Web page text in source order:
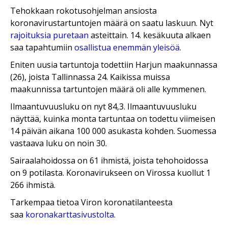
Tehokkaan rokotusohjelman ansiosta
koronavirustartuntojen määrä on saatu laskuun. Nyt
rajoituksia puretaan asteittain. 14. kesäkuuta alkaen
saa tapahtumiin osallistua enemmän yleisöä.
Eniten uusia tartuntoja todettiin Harjun maakunnassa
(26), joista Tallinnassa 24. Kaikissa muissa
maakunnissa tartuntojen määrä oli alle kymmenen.
Ilmaantuvuusluku on nyt 84,3. Ilmaantuvuusluku
näyttää, kuinka monta tartuntaa on todettu viimeisen
14 päivän aikana 100 000 asukasta kohden. Suomessa
vastaava luku on noin 30.
Sairaalahoidossa on 61 ihmistä, joista tehohoidossa
on 9 potilasta. Koronavirukseen on Virossa kuollut 1
266 ihmistä.
Tarkempaa tietoa Viron koronatilanteesta
saa koronakarttasivustolta.